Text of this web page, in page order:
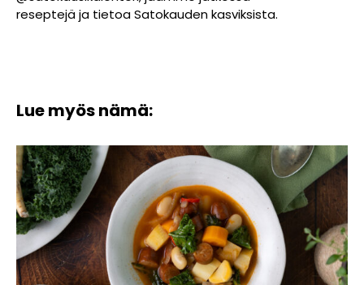
reseptejä ja tietoa Satokauden kasviksista.
Lue myös nämä: